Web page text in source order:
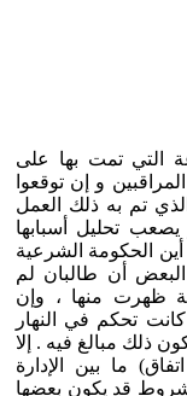
التي تمت بها على
و إن توقعوا
تم به ذلك العمل
تحليل أسبابها
الحكومة الشرعية
البعض أن طالبان لم
ظهرت منها ، وإن
تحكم في النهار
ذلك مبالغ فيه . إلا
ما بين الإدارة
بشروط قد يكون بعضها